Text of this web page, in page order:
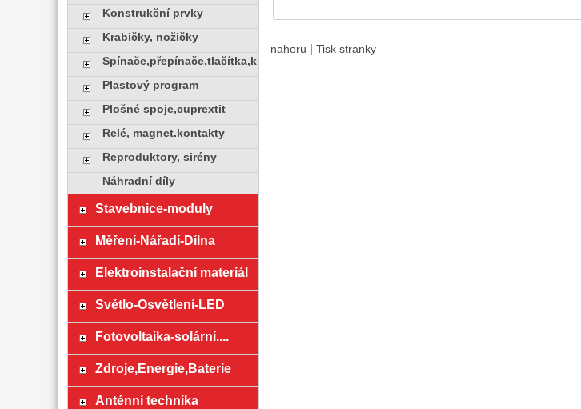
nahoru Tisk stranky
Konstrukční prvky
Krabičky, nožičky
Spínače,přepínače,tlačítka,klávesy
Plastový program
Plošné spoje,cuprextit
Relé, magnet.kontakty
Reproduktory, sirény
Náhradní díly
Stavebnice-moduly
Měření-Nářadí-Dílna
Elektroinstalační materiál
Světlo-Osvětlení-LED
Fotovoltaika-solární....
Zdroje,Energie,Baterie
Anténní technika